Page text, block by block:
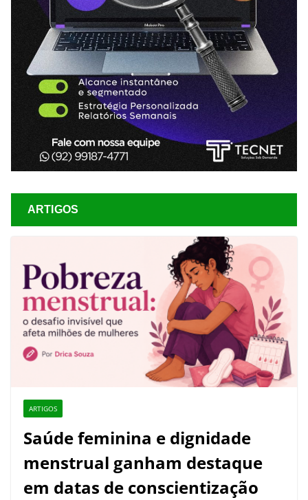
ARTIGOS
ARTIGOS
Saúde feminina e dignidade
menstrual ganham destaque
em datas de conscientização